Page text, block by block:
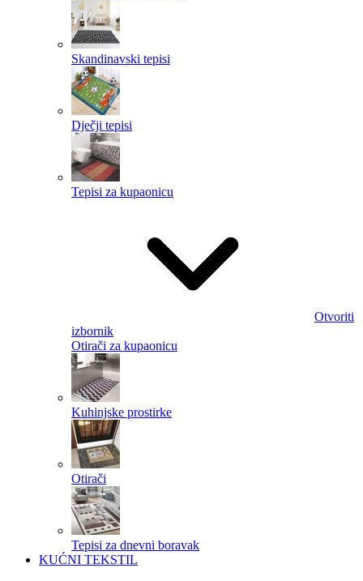
Skandinavski tepisi
Dječji tepisi
Tepisi za kupaonicu
Otvoriti
izbornik
Otirači za kupaonicu
Kuhinjske prostirke
Otirači
Tepisi za dnevni boravak
KUĆNI TEKSTIL